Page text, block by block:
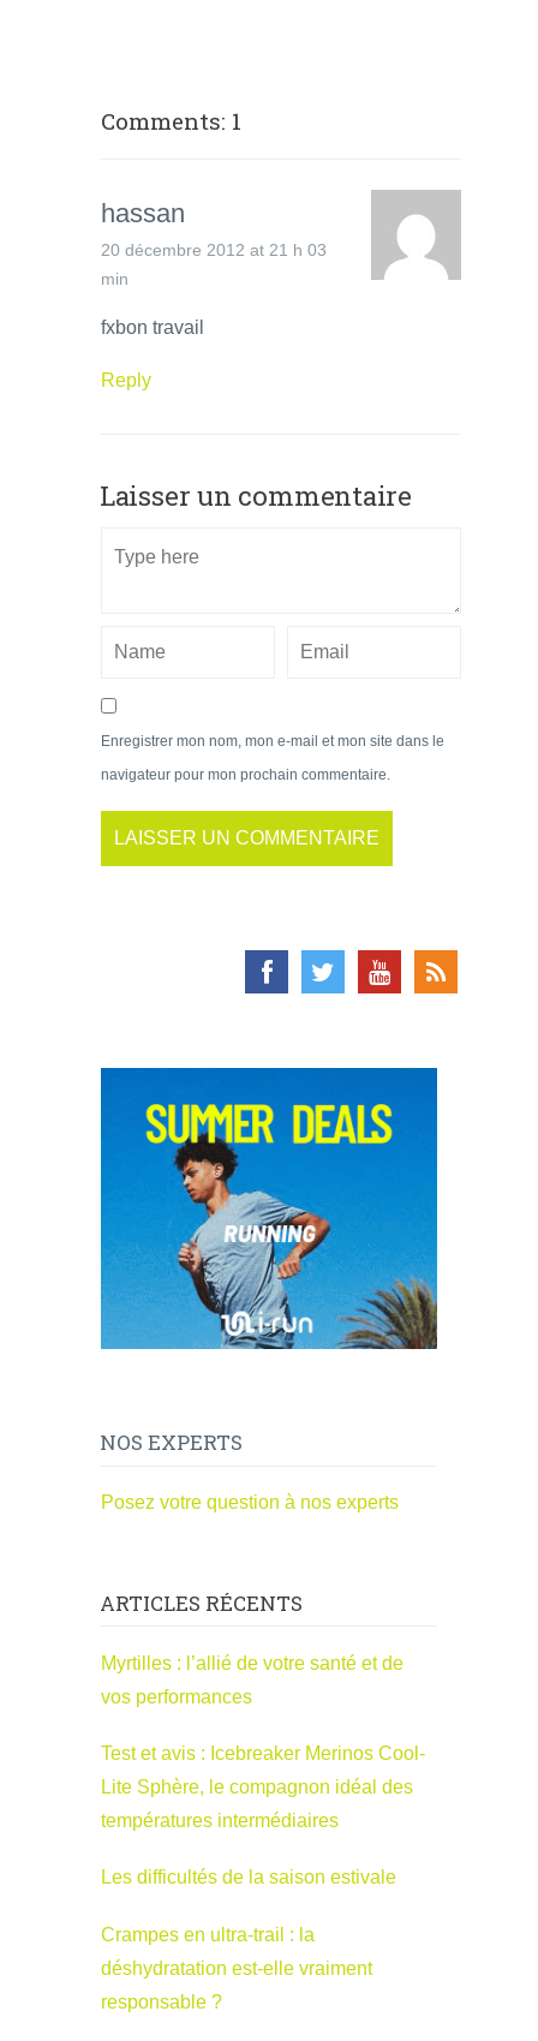
Comments: 1
hassan
20 décembre 2012 at 21 h 03
min
fxbon travail
Reply
Laisser un commentaire
Enregistrer mon nom, mon e-mail et mon site dans le
navigateur pour mon prochain commentaire.
NOS EXPERTS
Posez votre question à nos experts
ARTICLES RÉCENTS
Myrtilles : l’allié de votre santé et de
vos performances
Test et avis : Icebreaker Merinos Cool-
Lite Sphère, le compagnon idéal des
températures intermédiaires
Les difficultés de la saison estivale
Crampes en ultra-trail : la
déshydratation est-elle vraiment
responsable ?